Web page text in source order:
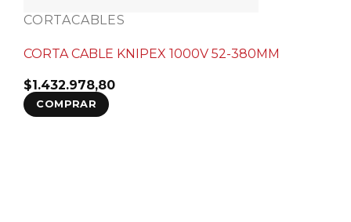
CORTACABLES
CORTA CABLE KNIPEX 1000V 52-380MM
$1.432.978,80
COMPRAR